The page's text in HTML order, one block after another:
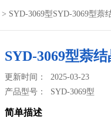
> SYD-3069型SYD-3069型萘
SYD-3069型萘
更新时间： 2025-03-23
产品型号： SYD-3069型
简单描述